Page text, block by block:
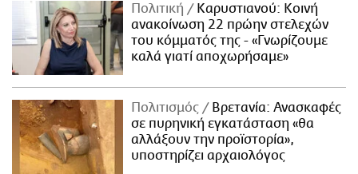
Πολιτική
Καρυστιανού: Κοινή
ανακοίνωση 22 πρώην στελεχών
του κόμματός της - «Γνωρίζουμε
καλά γιατί αποχωρήσαμε»
Πολιτισμός
Βρετανία: Ανασκαφές
σε πυρηνική εγκατάσταση «θα
αλλάξουν την προϊστορία»,
υποστηρίζει αρχαιολόγος